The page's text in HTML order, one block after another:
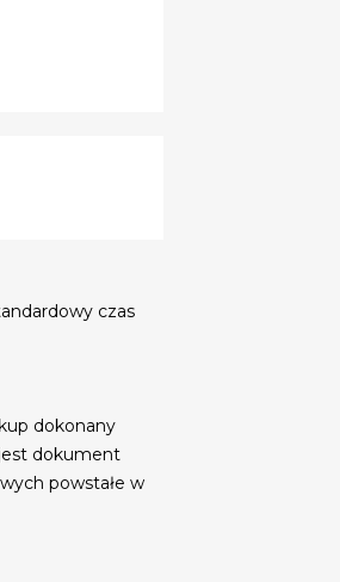
czas
dokonany
dokument
powstałe w